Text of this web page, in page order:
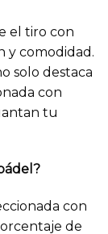
el tiro con
y comodidad.
solo destaca
con
tu
con
de